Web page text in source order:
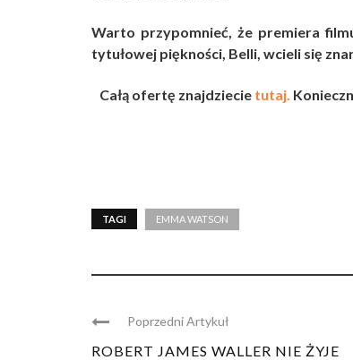
Warto przypomnieć, że premiera
tytułowej piękności, Belli, wcieli się
Całą ofertę znajdziecie tutaj.
TAGI EMMA WATSON
Poprzedni Artykuł
ROBERT JAMES WALLER NIE ŻYJE